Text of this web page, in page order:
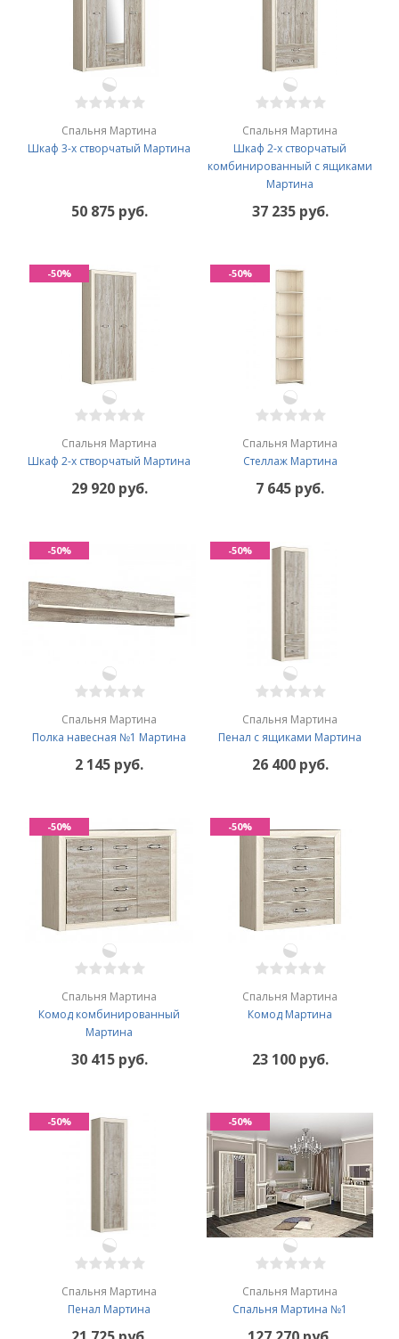
Спальня Мартина
Шкаф 3-х створчатый Мартина
50 875 руб.
Спальня Мартина
Шкаф 2-х створчатый
комбинированный с ящиками
Мартина
37 235 руб.
Спальня Мартина
Шкаф 2-х створчатый Мартина
29 920 руб.
-50%
Спальня Мартина
Стеллаж Мартина
7 645 руб.
-50%
Спальня Мартина
Полка навесная №1 Мартина
2 145 руб.
-50%
Спальня Мартина
Пенал с ящиками Мартина
26 400 руб.
-50%
Спальня Мартина
Комод комбинированный
Мартина
30 415 руб.
-50%
Спальня Мартина
Комод Мартина
23 100 руб.
-50%
Спальня Мартина
Пенал Мартина
-50%
Спальня Мартина
Спальня Мартина №1
-50%